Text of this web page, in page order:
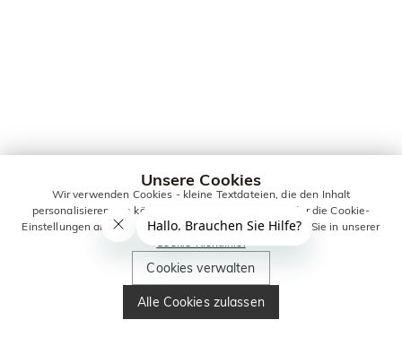
Unsere Cookies
Wir verwenden Cookies - kleine Textdateien, die den Inhalt
personalisieren. Sie können alle Cookies zulassen oder die Cookie-
Einstellungen anpassen. Weitere Informationen erhalten Sie in unserer
Cookie-Richtlinie.
Cookies verwalten
Alle Cookies zulassen